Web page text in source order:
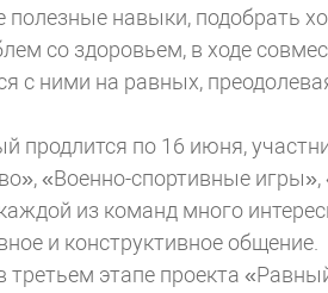
полезные навыки, подобрать
со здоровьем, в ходе
с ними на равных,
продлится по 16 июня,
«Военно-спортивные
из команд много
и конструктивное общение.
этапе проекта